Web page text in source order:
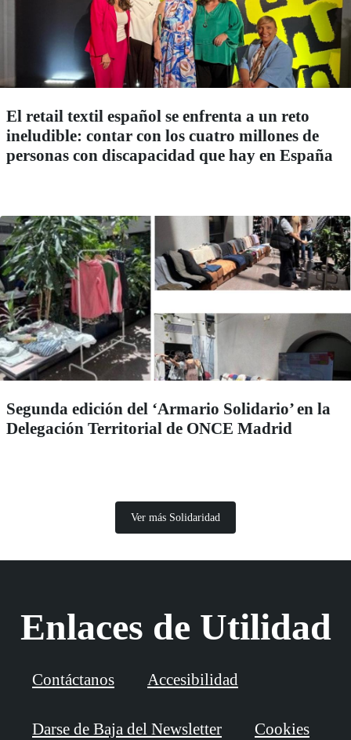
El retail textil español se enfrenta a un reto
ineludible: contar con los cuatro millones de
personas con discapacidad que hay en España
Segunda edición del ‘Armario Solidario’ en la
Delegación Territorial de ONCE Madrid
Ver más Solidaridad
Enlaces de Utilidad
Contáctanos Accesibilidad
Darse de Baja del Newsletter Cookies